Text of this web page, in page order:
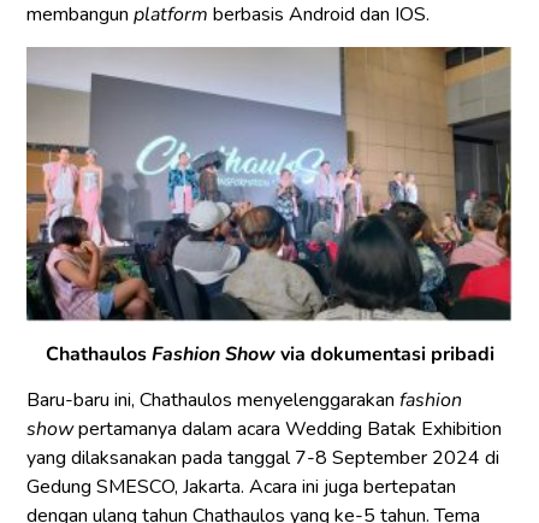
membangunplatform berbasis Android dan IOS.
ChathaulosFashion Showvia dokumentasi pribadi
Baru-baru ini, Chathaulos menyelenggarakanfashion
showpertamanya dalam acara Wedding Batak Exhibition
yang dilaksanakan pada tanggal 7-8 September 2024 di
Gedung SMESCO, Jakarta. Acara ini juga bertepatan
dengan ulang tahun Chathaulos yang ke-5 tahun. Tema